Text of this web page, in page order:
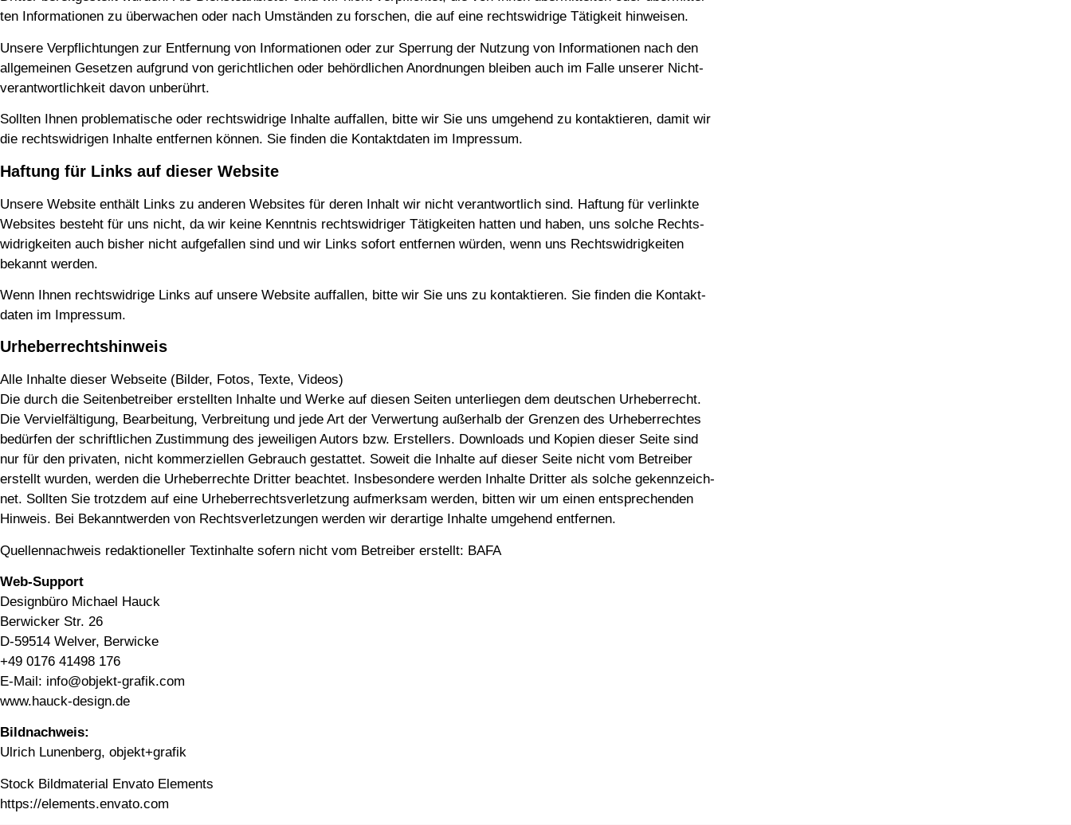
ten Infor­ma­tio­nen zu über­wa­chen oder nach Umstän­den zu for­schen, die auf eine rechts­wid­ri­ge Tätig­keit hinweisen.
Unse­re Ver­pflich­tun­gen zur Ent­fer­nung von Infor­ma­tio­nen oder zur Sper­rung der Nut­zung von Infor­ma­tio­nen nach den
all­ge­mei­nen Geset­zen auf­grund von gericht­li­chen oder behörd­li­chen Anord­nun­gen blei­ben auch im Fal­le unse­rer Nicht­
ver­ant­wort­lich­keit davon unberührt.
Soll­ten Ihnen pro­ble­ma­ti­sche oder rechts­wid­ri­ge Inhal­te auf­fal­len, bit­te wir Sie uns umge­hend zu kon­tak­tie­ren, damit wir
die rechts­wid­ri­gen Inhal­te ent­fer­nen kön­nen. Sie fin­den die Kon­takt­da­ten im Impressum.
Haftung für Links auf dieser Website
Unse­re Web­site ent­hält Links zu ande­ren Web­sites für deren Inhalt wir nicht ver­ant­wort­lich sind. Haf­tung für ver­link­te
Web­sites besteht für uns nicht, da wir kei­ne Kennt­nis rechts­wid­ri­ger Tätig­kei­ten hat­ten und haben, uns sol­che Rechts­
wid­rig­kei­ten auch bis­her nicht auf­ge­fal­len sind und wir Links sofort ent­fer­nen wür­den, wenn uns Rechts­wid­rig­kei­ten
bekannt werden.
Wenn Ihnen rechts­wid­ri­ge Links auf unse­re Web­site auf­fal­len, bit­te wir Sie uns zu kon­tak­tie­ren. Sie fin­den die Kon­takt­
da­ten im Impressum.
Urheberrechtshinweis
Alle Inhal­te die­ser Web­sei­te (Bil­der, Fotos, Tex­te, Vide­os)
Die durch die Sei­ten­be­trei­ber erstell­ten Inhal­te und Wer­ke auf die­sen Sei­ten unter­lie­gen dem deut­schen Urhe­ber­recht.
Die Ver­viel­fäl­ti­gung, Bear­bei­tung, Ver­brei­tung und jede Art der Ver­wer­tung außer­halb der Gren­zen des Urhe­ber­rech­tes
bedür­fen der schrift­li­chen Zustim­mung des jewei­li­gen Autors bzw. Erstel­lers. Down­loads und Kopien die­ser Sei­te sind
nur für den pri­va­ten, nicht kom­mer­zi­el­len Gebrauch gestat­tet. Soweit die Inhal­te auf die­ser Sei­te nicht vom Betrei­ber
erstellt wur­den, wer­den die Urhe­ber­rech­te Drit­ter beach­tet. Ins­be­son­de­re wer­den Inhal­te Drit­ter als sol­che gekenn­zeich­
net. Soll­ten Sie trotz­dem auf eine Urhe­ber­rechts­ver­let­zung auf­merk­sam wer­den, bit­ten wir um einen ent­spre­chen­den
Hin­weis. Bei Bekannt­wer­den von Rechts­ver­let­zun­gen wer­den wir der­ar­ti­ge Inhal­te umge­hend entfernen.
Quel­len­nach­weis redak­tio­nel­ler Text­in­hal­te sofern nicht vom Betrei­ber erstellt: BAFA
Web-Sup­port
Design­bü­ro Micha­el Hauck
Ber­wi­cker Str. 26
D‑59514 Wel­ver, Ber­wi­cke
+49 0176 41498 176
E‑Mail: info@objekt-grafik.com
www.hauck-design.de
Bild­nach­weis:
Ulrich Lunen­berg, objekt+grafik
Stock Bild­ma­te­ri­al Enva­to Ele­ments
https://elements.envato.com